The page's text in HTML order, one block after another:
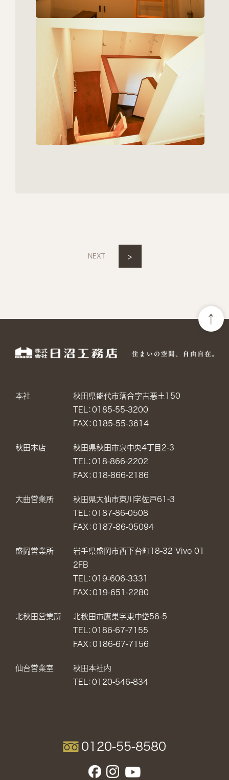
>
NEXT
本社
秋田県能代市落合字古悪土150
TEL：0185-55-3200
FAX：0185-55-3614
秋田本店
秋田県秋田市泉中央4丁目2-3
TEL：018-866-2202
FAX：018-866-2186
大曲営業所
秋田県大仙市東川字佐戸61-3
TEL：0187-86-0508
FAX：0187-86-05094
盛岡営業所
岩手県盛岡市西下台町18-32 Vivo 01
2FB
TEL：019-606-3331
FAX：019-651-2280
北秋田営業所
北秋田市鷹巣字東中岱56-5
TEL：0186-67-7155
FAX：0186-67-7156
仙台営業室
秋田本社内
TEL：0120-546-834
0120-55-8580